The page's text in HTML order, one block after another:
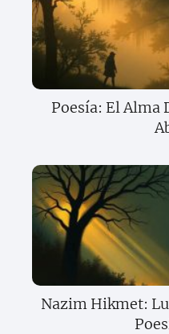
Poesía: El Alma
Nazim Hikmet: